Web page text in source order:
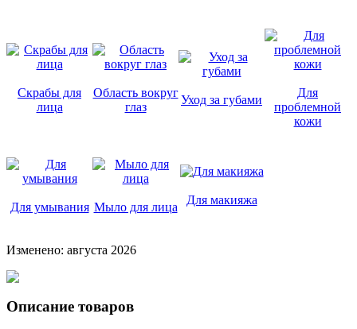
Скрабы для
лица
Область вокруг
глаз
Уход за губами
Для
проблемной
кожи
Для умывания Мыло для лица
Для макияжа
Изменено: августа 2026
Описание товаров